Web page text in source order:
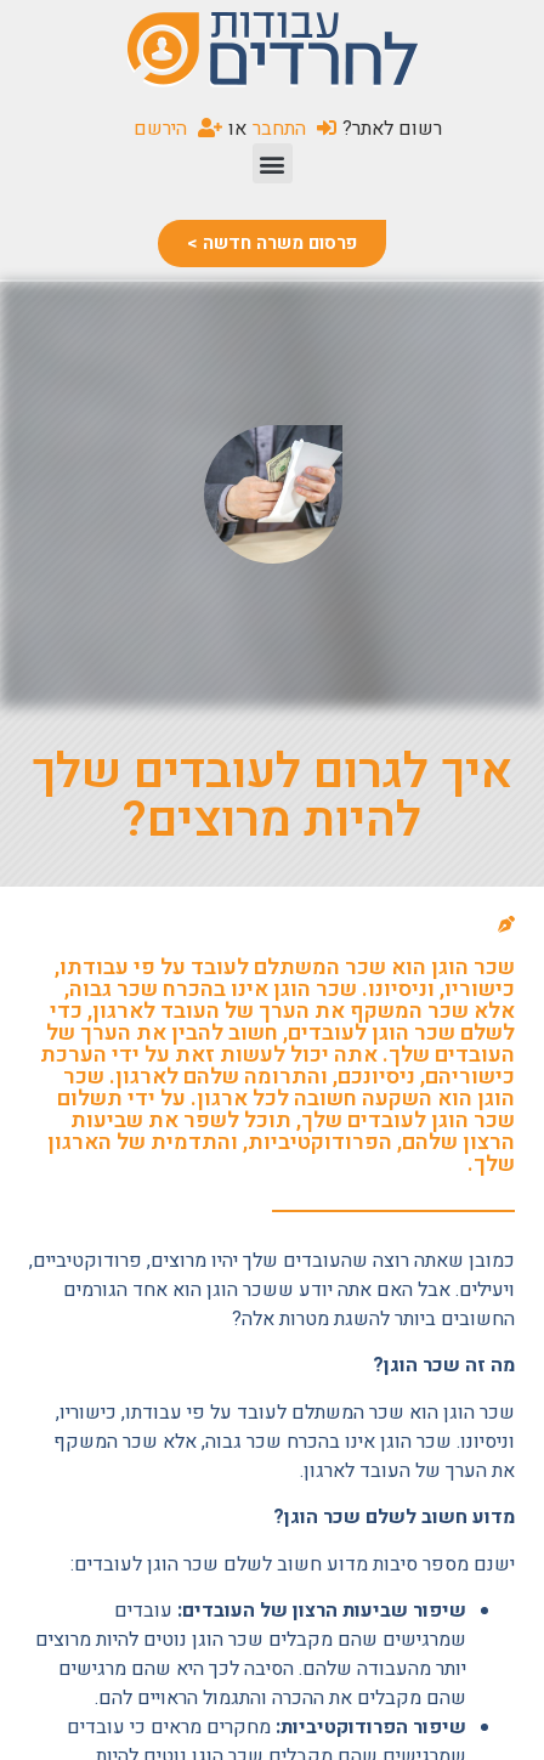
לִנְגִישׁוּת
רשום לאתר? התחבר או הירשם
פרסום משרה חדשה >
איך לגרום לעובדים שלך
להיות מרוצים?
שכר הוגן הוא שכר המשתלם לעובד על פי עבודתו,
כישוריו, וניסיונו. שכר הוגן אינו בהכרח שכר גבוה,
אלא שכר המשקף את הערך של העובד לארגון, כדי
לשלם שכר הוגן לעובדים, חשוב להבין את הערך של
העובדים שלך. אתה יכול לעשות זאת על ידי הערכת
כישוריהם, ניסיונכם, והתרומה שלהם לארגון. שכר
הוגן הוא השקעה חשובה לכל ארגון. על ידי תשלום
שכר הוגן לעובדים שלך, תוכל לשפר את שביעות
הרצון שלהם, הפרודוקטיביות, והתדמית של הארגון
שלך.
כמובן שאתה רוצה שהעובדים שלך יהיו מרוצים, פרודוקטיביים,
ויעילים. אבל האם אתה יודע ששכר הוגן הוא אחד הגורמים
החשובים ביותר להשגת מטרות אלה?
מה זה שכר הוגן?
שכר הוגן הוא שכר המשתלם לעובד על פי עבודתו, כישוריו,
וניסיונו. שכר הוגן אינו בהכרח שכר גבוה, אלא שכר המשקף
את הערך של העובד לארגון.
מדוע חשוב לשלם שכר הוגן?
ישנם מספר סיבות מדוע חשוב לשלם שכר הוגן לעובדים:
שיפור שביעות הרצון של העובדים: עובדים
שמרגישים שהם מקבלים שכר הוגן נוטים להיות מרוצים
יותר מהעבודה שלהם. הסיבה לכך היא שהם מרגישים
שהם מקבלים את ההכרה והתגמול הראויים להם.
שיפור הפרודוקטיביות: מחקרים מראים כי עובדים